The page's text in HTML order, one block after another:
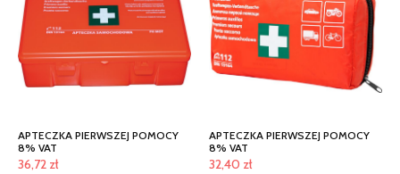
APTECZKA PIERWSZEJ POMOCY
8% VAT
36,72 zł
APTECZKA PIERWSZEJ POMOCY
8% VAT
32,40 zł